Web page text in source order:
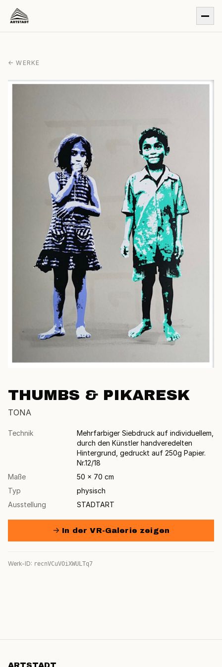
← WERKE
THUMBS & PIKARESK
TONA
Technik
Mehrfarbiger Siebdruck auf individuellem,
durch den Künstler handveredelten
Hintergrund, gedruckt auf 250g Papier.
Nr.12/18
Maße
50 × 70 cm
Typ
physisch
Ausstellung
STADTART
→ In der VR-Galerie zeigen
Werk-ID: recnVCuVOiXWULTq7